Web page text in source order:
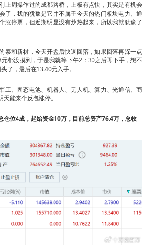
上周操作过的成都路桥，上板有点快，其实是有机会
了，我的犹豫是它并不属于今天的热门板块电力、通
涨停票，但近期明显没有炒热起来，所以我就犹豫了
泰和新材，今天开盘后快速回落，如果回落再深一点
都没摸到，于是我就等下午2：30之后再下手，想不
了，最后在13.40元入手。
工、固态电池、机器人、无人机、算力、光通信、商
能来个反包涨停。
仓位4成，起始资金10万，目前总资产76.4万，总收